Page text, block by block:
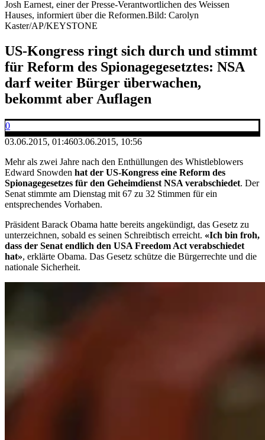
Josh Earnest, einer der Presse-Verantwortlichen des Weissen
Hauses, informiert über die Reformen.Bild: Carolyn
Kaster/AP/KEYSTONE
US-Kongress ringt sich durch und stimmt
für Reform des Spionagegesetztes: NSA
darf weiter Bürger überwachen,
bekommt aber Auflagen
0
03.06.2015, 01:4603.06.2015, 10:56
Mehr als zwei Jahre nach den Enthüllungen des Whistleblowers
Edward Snowden hat der US-Kongress eine Reform des
Spionagegesetzes für den Geheimdienst NSA verabschiedet. Der
Senat stimmte am Dienstag mit 67 zu 32 Stimmen für ein
entsprechendes Vorhaben.
Präsident Barack Obama hatte bereits angekündigt, das Gesetz zu
unterzeichnen, sobald es seinen Schreibtisch erreicht. «Ich bin froh,
dass der Senat endlich den USA Freedom Act verabschiedet
hat», erklärte Obama. Das Gesetz schütze die Bürgerrechte und die
nationale Sicherheit.